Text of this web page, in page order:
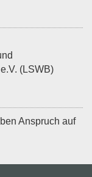
(LSWB)
Anspruch auf